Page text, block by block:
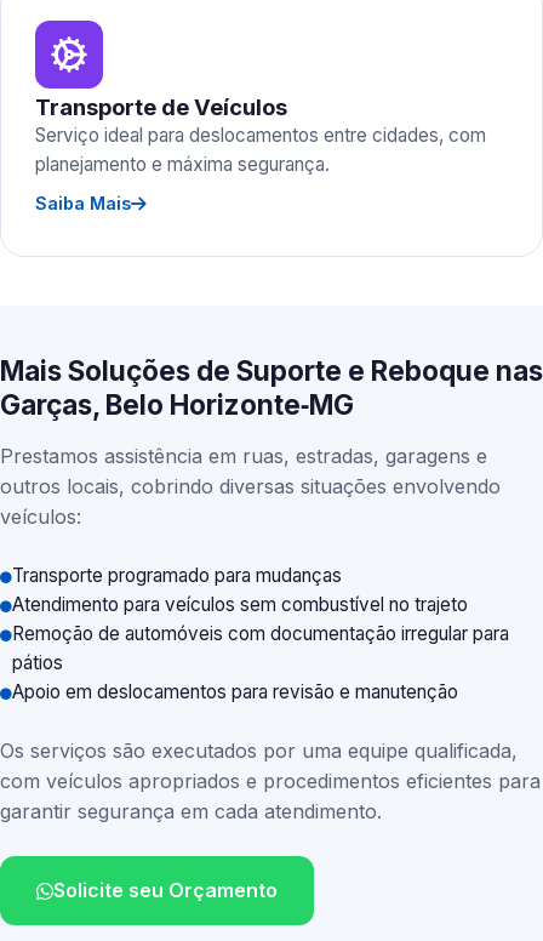
Transporte de Veículos
Serviço ideal para deslocamentos entre cidades, com
planejamento e máxima segurança.
Saiba Mais
Mais Soluções de Suporte e Reboque nas
Garças, Belo Horizonte‑MG
Prestamos assistência em ruas, estradas, garagens e
outros locais, cobrindo diversas situações envolvendo
veículos:
Transporte programado para mudanças
Atendimento para veículos sem combustível no trajeto
Remoção de automóveis com documentação irregular para
pátios
Apoio em deslocamentos para revisão e manutenção
Os serviços são executados por uma equipe qualificada,
com veículos apropriados e procedimentos eficientes para
garantir segurança em cada atendimento.
Solicite seu Orçamento